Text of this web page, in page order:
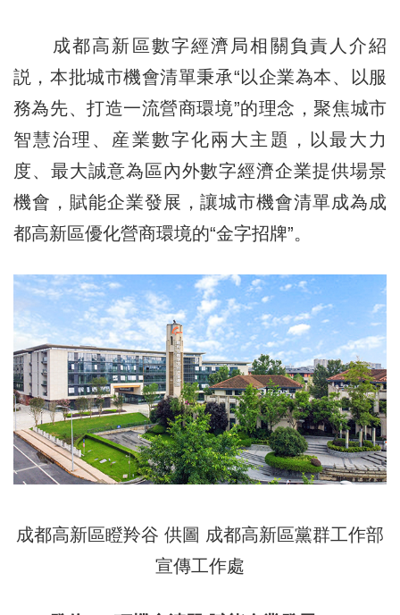
成都高新區數字經濟局相關負責人介紹
説，本批城市機會清單秉承“以企業為本、以服
務為先、打造一流營商環境”的理念，聚焦城市
智慧治理、産業數字化兩大主題，以最大力
度、最大誠意為區內外數字經濟企業提供場景
機會，賦能企業發展，讓城市機會清單成為成
都高新區優化營商環境的“金字招牌”。
成都高新區瞪羚谷 供圖 成都高新區黨群工作部
宣傳工作處